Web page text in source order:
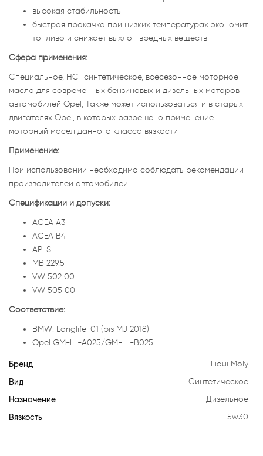
высокая стабильность
быстрая прокачка при низких температурах экономит
топливо и снижает выхлоп вредных веществ
Сфера применения:
Специальное, HC–синтетическое, всесезонное моторное
масло для современных бензиновых и дизельных моторов
автомобилей Opel, Также может использоваться и в старых
двигателях Opel, в которых разрешено применение
моторный масел данного класса вязкости
Применение:
При использовании необходимо соблюдать рекомендации
производителей автомобилей.
Спецификации и допуски:
ACEA A3
ACEA B4
API SL
MB 229.5
VW 502 00
VW 505 00
Соответствие:
BMW: Longlife-01 (bis MJ 2018)
Opel GM-LL-A025/GM-LL-B025
Бренд Liqui Moly
Вид Синтетическое
Назначение Дизельное
Вязкость 5w30